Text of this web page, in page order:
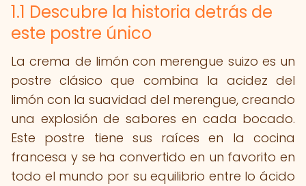
1.1 Descubre la historia detrás de
este postre único
La crema de limón con merengue suizo es un
postre clásico que combina la acidez del
limón con la suavidad del merengue, creando
una explosión de sabores en cada bocado.
Este postre tiene sus raíces en la cocina
francesa y se ha convertido en un favorito en
todo el mundo por su equilibrio entre lo ácido